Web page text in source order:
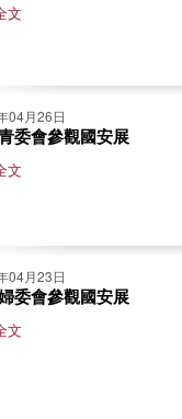
文
04月26日
委會參觀國安展
文
04月23日
委會參觀國安展
文